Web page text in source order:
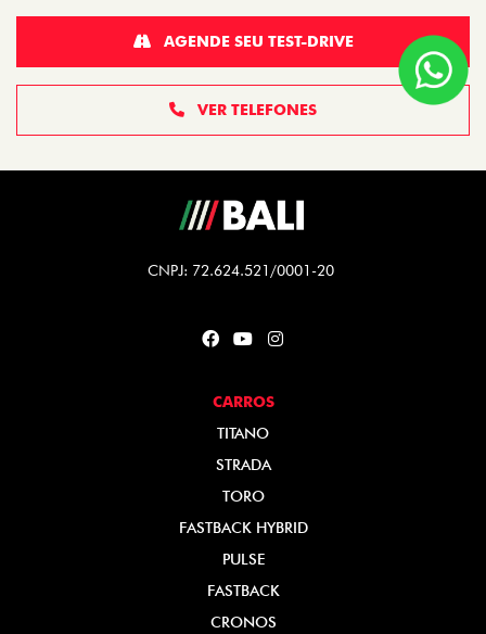
VER TELEFONES
AGENDE SEU TEST-DRIVE
CNPJ: 72.624.521/0001-20
CARROS
TITANO
STRADA
TORO
FASTBACK HYBRID
PULSE
FASTBACK
CRONOS